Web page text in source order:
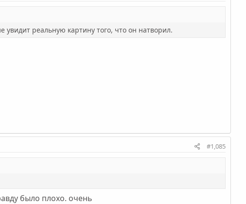
увидит реальную картину того, что он натворил.
#1,085
было плохо. очень